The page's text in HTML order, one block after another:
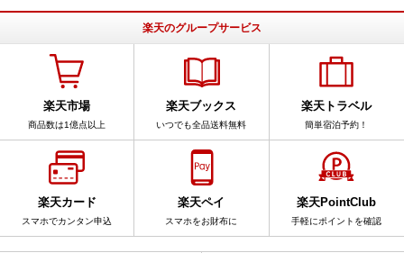
楽天のグループサービス
楽天市場
商品数は1億点以上
楽天ブックス
いつでも全品送料無料
楽天トラベル
簡単宿泊予約！
楽天カード
スマホでカンタン申込
楽天ペイ
スマホをお財布に
楽天PointClub
手軽にポイントを確認